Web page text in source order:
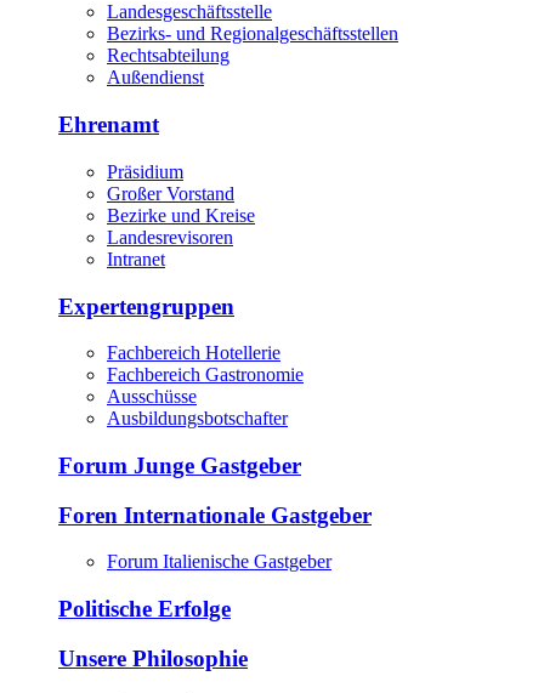
Landesgeschäftsstelle
Bezirks- und Regionalgeschäftsstellen
Rechtsabteilung
Außendienst
Ehrenamt
Präsidium
Großer Vorstand
Bezirke und Kreise
Landesrevisoren
Intranet
Expertengruppen
Fachbereich Hotellerie
Fachbereich Gastronomie
Ausschüsse
Ausbildungsbotschafter
Forum Junge Gastgeber
Foren Internationale Gastgeber
Forum Italienische Gastgeber
Politische Erfolge
Unsere Philosophie